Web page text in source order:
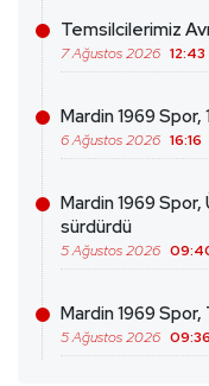
Temsilcilerimiz
7 Ağustos 2026 12:43
Mardin 1969 Spor,
6 Ağustos 2026 16:16
Mardin 1969 Spor,
sürdürdü
5 Ağustos 2026
Mardin 1969 Spor,
5 Ağustos 2026 09:36